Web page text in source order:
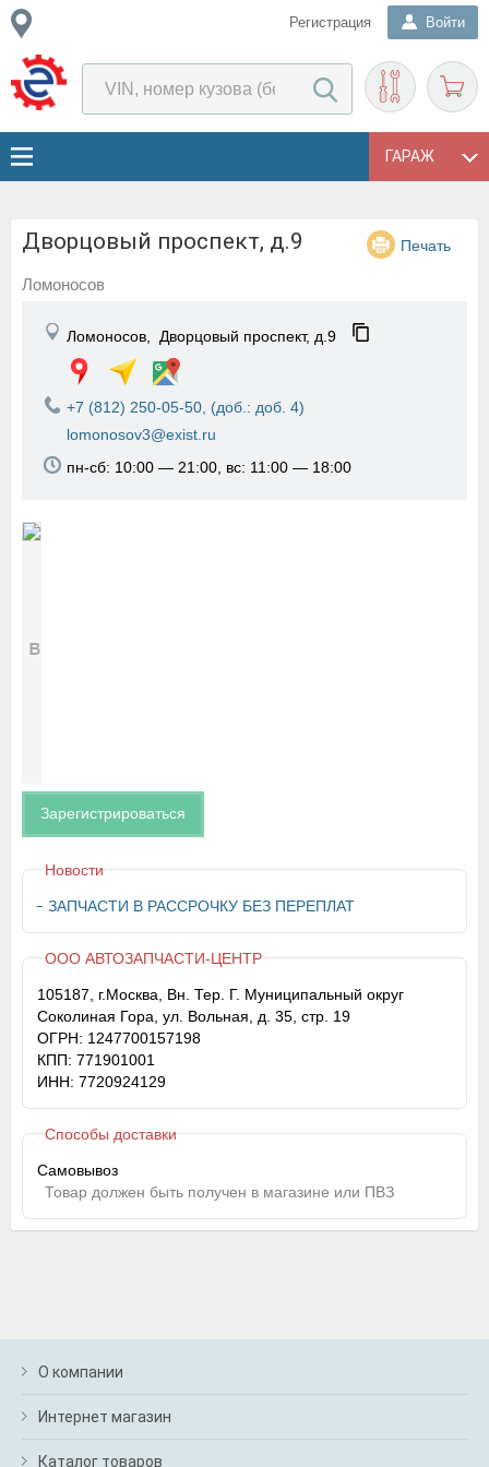
Регистрация Войти
ГАРАЖ
Дворцовый проспект, д.9 Печать
Ломоносов
Ломоносов, Дворцовый проспект, д.9
+7 (812) 250-05-50, (доб.: доб. 4)
lomonosov3@exist.ru
пн-сб: 10:00 — 21:00, вс: 11:00 — 18:00
Зарегистрироваться
Новости
ЗАПЧАСТИ В РАССРОЧКУ БЕЗ ПЕРЕПЛАТ
ООО АВТОЗАПЧАСТИ-ЦЕНТР
105187, г.Москва, Вн. Тер. Г. Муниципальный округ
Соколиная Гора, ул. Вольная, д. 35, стр. 19
ОГРН: 1247700157198
КПП: 771901001
ИНН: 7720924129
Способы доставки
Самовывоз
Товар должен быть получен в магазине или ПВЗ
О компании
Интернет магазин
Каталог товаров